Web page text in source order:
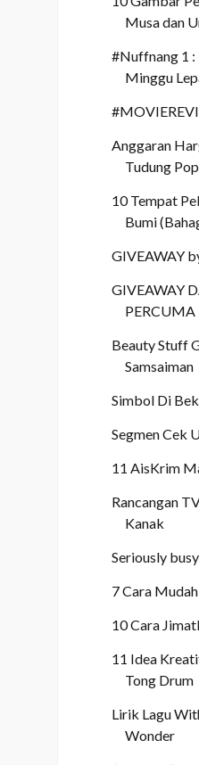
Musa dan
#Nuffnang 1
Minggu
Anggaran
Tudung
10 Tempat
Bumi
GIVEAWAY
GIVEAWAY
PERCUMA
Beauty Stuff
Samsaiman
Simbol Di
Segmen Cek
11 AisKrim
Rancangan
Kanak
Seriously busy
7 Cara
10 Cara
11 Idea
Tong Drum
Lirik Lagu
Wonder